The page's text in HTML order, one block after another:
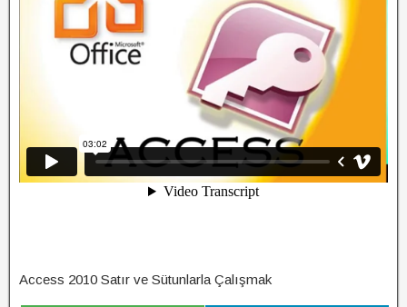
Access 2010 Satır ve Sütunlarla Çalışmak